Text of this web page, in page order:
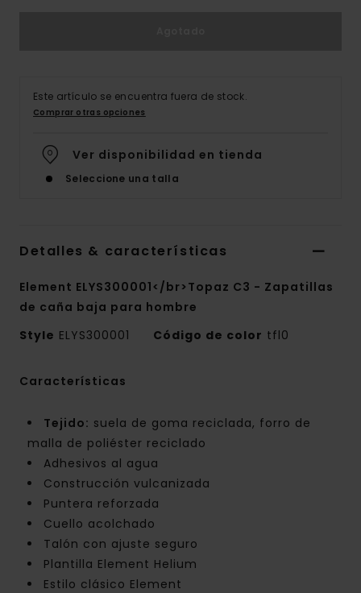
Este artículo se encuentra fuera de stock.
Comprar otras opciones
Ver disponibilidad en tienda
Seleccione una talla
Detalles & características
Element ELYS300001</br>Topaz C3 - Zapatillas
de caña baja para hombre
Style ELYS300001 Código de color tfl0
Características
Tejido: suela de goma reciclada, forro de
malla de poliéster reciclado
Adhesivos al agua
Construcción vulcanizada
Puntera reforzada
Cuello acolchado
Talón con ajuste seguro
Plantilla Element Helium
Estilo clásico Element